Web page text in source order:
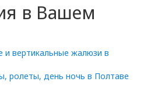
в Вашем
и вертикальные жалюзи в
ролеты, день ночь в Полтаве